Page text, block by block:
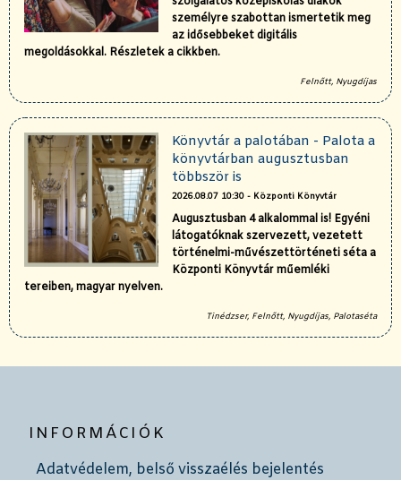
személyre szabottan ismertetik meg
az idősebbeket digitális
megoldásokkal. Részletek a cikkben.
Felnőtt, Nyugdíjas
Könyvtár a palotában - Palota a
könyvtárban augusztusban
többször is
2026.08.07 10:30 - Központi Könyvtár
Augusztusban 4 alkalommal is! Egyéni
látogatóknak szervezett, vezetett
történelmi-művészettörténeti séta a
Központi Könyvtár műemléki
tereiben, magyar nyelven.
Tinédzser, Felnőtt, Nyugdíjas, Palotaséta
INFORMÁCIÓK
Adatvédelem, belső visszaélés bejelentés